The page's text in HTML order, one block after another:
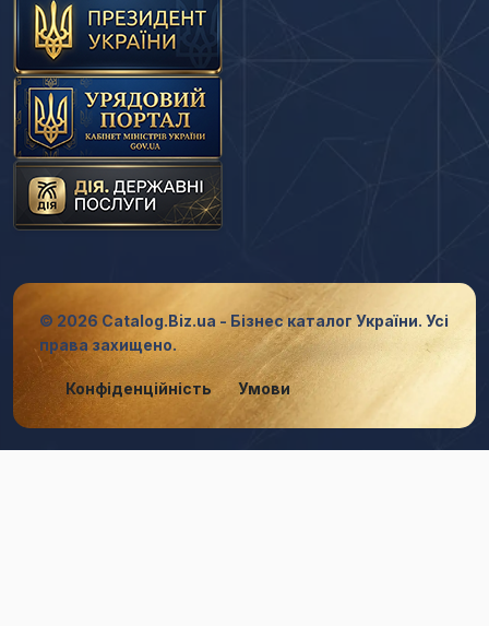
© 2026 Catalog.Biz.ua - Бізнес каталог України. Усі
права захищено.
Конфіденційність Умови